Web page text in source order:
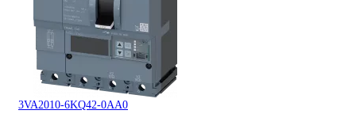
3VA2010-6KQ42-0AA0